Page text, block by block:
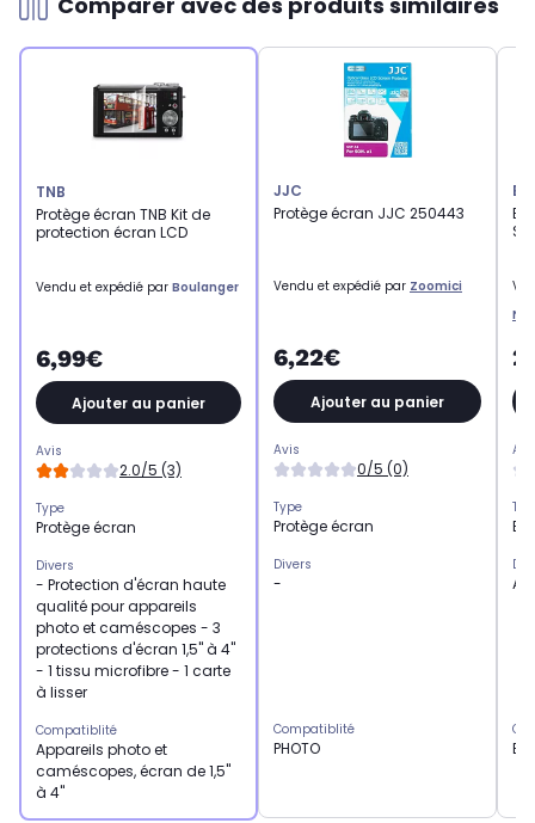
TNB
Protège écran TNB Kit de
protection écran LCD
Vendu et expédié par Boulanger
6,99€
Ajouter au panier
Avis
2.0/5 (3)
Type
Protège écran
Divers
- Protection d'écran haute
qualité pour appareils
photo et caméscopes - 3
protections d'écran 1,5" à 4"
- 1 tissu microfibre - 1 carte
à lisser
Compatiblité
Appareils photo et
caméscopes, écran de 1,5"
à 4"
JJC
Protège écran JJC 250443
Vendu et expédié par Zoomici
6,22€
Ajouter au panier
Avis
0/5 (0)
Type
Protège écran
Divers
-
Compatiblité
PHOTO